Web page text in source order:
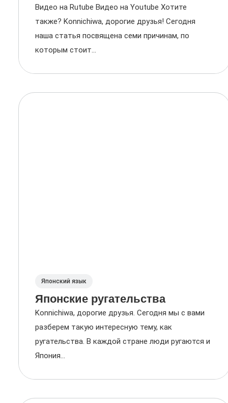
Видео на Rutube Видео на Youtube Хотите
также? Konnichiwa, дорогие друзья! Сегодня
наша статья посвящена семи причинам, по
которым стоит...
Японский язык
Японские ругательства
Konnichiwa, дорогие друзья. Сегодня мы с вами
разберем такую интересную тему, как
ругательства. В каждой стране люди ругаются и
Япония...